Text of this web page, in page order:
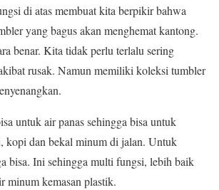
di atas membuat kita berpikir bahwa
yang bagus akan menghemat kantong.
benar. Kita tidak perlu terlalu sering
rusak. Namun memiliki koleksi tumbler
untuk air panas sehingga bisa untuk
kopi dan bekal minum di jalan. Untuk
bisa. Ini sehingga multi fungsi, lebih baik
minum kemasan plastik.